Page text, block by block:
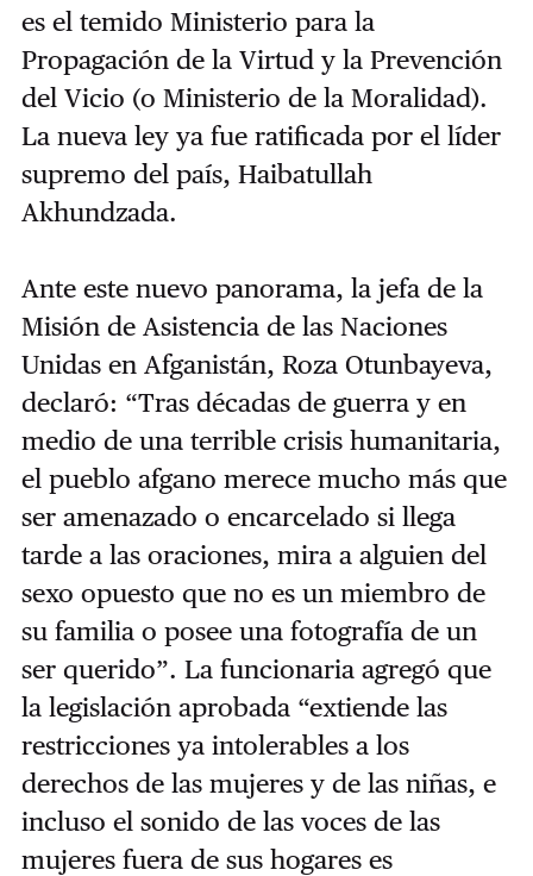
es el temido Ministerio para la
Propagación de la Virtud y la Prevención
del Vicio (o Ministerio de la Moralidad).
La nueva ley ya fue ratificada por el líder
supremo del país, Haibatullah
Akhundzada.
Ante este nuevo panorama, la jefa de la
Misión de Asistencia de las Naciones
Unidas en Afganistán, Roza Otunbayeva,
declaró: “Tras décadas de guerra y en
medio de una terrible crisis humanitaria,
el pueblo afgano merece mucho más que
ser amenazado o encarcelado si llega
tarde a las oraciones, mira a alguien del
sexo opuesto que no es un miembro de
su familia o posee una fotografía de un
ser querido”. La funcionaria agregó que
la legislación aprobada “extiende las
restricciones ya intolerables a los
derechos de las mujeres y de las niñas, e
incluso el sonido de las voces de las
mujeres fuera de sus hogares es